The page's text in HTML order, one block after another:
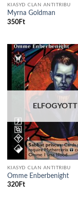
KIASYD CLAN ANTITRIBU
Myrna Goldman
350Ft
ELFOGYOTT
KIASYD CLAN ANTITRIBU
Omme Enberbenight
320Ft